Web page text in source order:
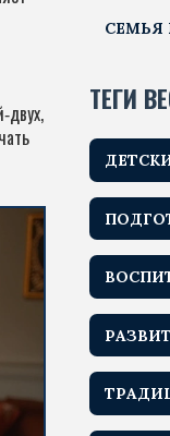
СЕМЬЯ
ТЕГИ